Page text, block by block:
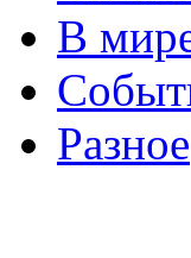
В
Разное